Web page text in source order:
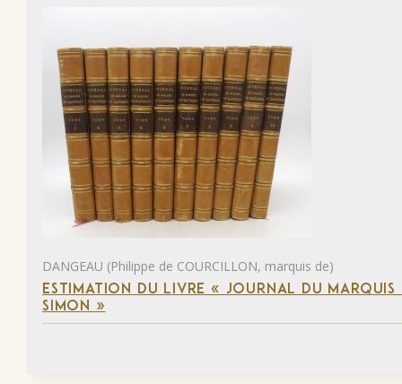
DANGEAU (Philippe de COURCILLON, marquis de)
ESTIMATION DU LIVRE « JOURNAL DU
SIMON »